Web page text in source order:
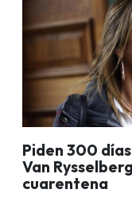
Piden 300
Van
cuarentena